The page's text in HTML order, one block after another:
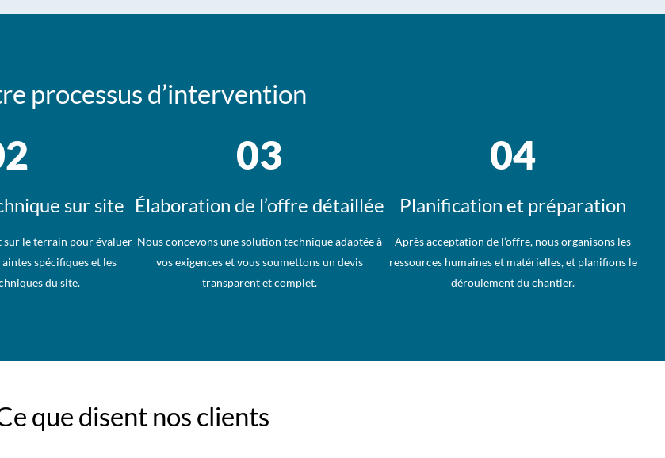
processus d’intervention
sur site
sur le terrain pour évaluer
spécifiques et les
du site.
03
Élaboration de l’offre détaillée
Nous concevons une solution technique adaptée à
vos exigences et vous soumettons un devis
transparent et complet.
04
Planification et préparation
Après acceptation de l’offre, nous organisons les
ressources humaines et matérielles, et planifions le
déroulement du chantier.
que disent nos clients